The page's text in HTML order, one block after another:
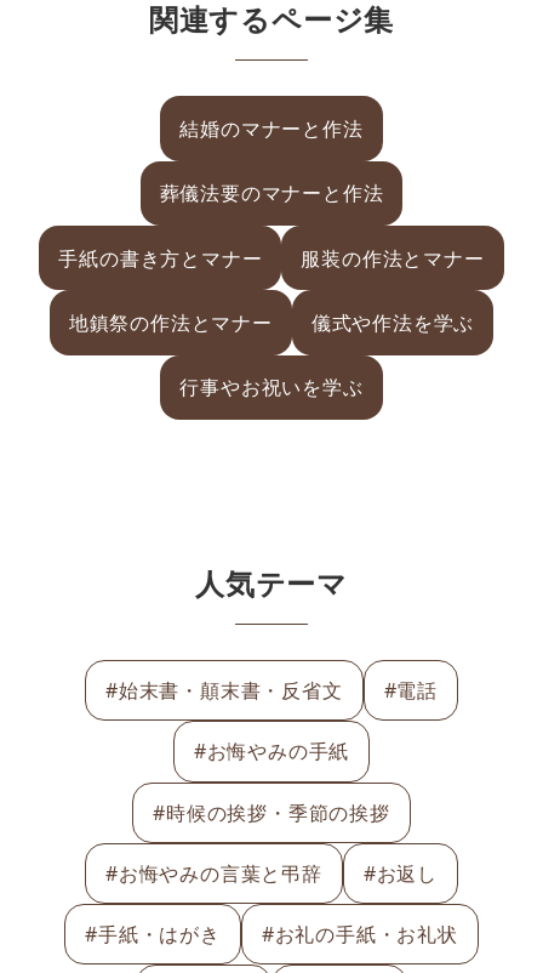
関連するページ集
結婚のマナーと作法
葬儀法要のマナーと作法
手紙の書き方とマナー 服装の作法とマナー
地鎮祭の作法とマナー 儀式や作法を学ぶ
行事やお祝いを学ぶ
人気テーマ
#始末書・顛末書・反省文 #電話
#お悔やみの手紙
#時候の挨拶・季節の挨拶
#お悔やみの言葉と弔辞 #お返し
#手紙・はがき #お礼の手紙・お礼状